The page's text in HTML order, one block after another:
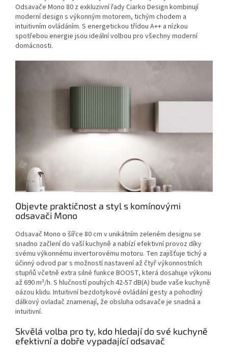
Odsavače Mono 80 z exkluzivní řady Ciarko Design kombinují
moderní design s výkonným motorem, tichým chodem a
intuitivním ovládáním. S energetickou třídou A++ a nízkou
spotřebou energie jsou ideální volbou pro všechny moderní
domácnosti.
Objevte praktičnost a styl s komínovými
odsavači Mono
Odsavač Mono o šířce 80 cm v unikátním zeleném designu se
snadno začlení do vaší kuchyně a nabízí efektivní provoz díky
svému výkonnému invertorovému motoru. Ten zajišťuje tichý a
účinný odvod par s možností nastavení až čtyř výkonnostních
stupňů včetně extra silné funkce BOOST, která dosahuje výkonu
až 690 m³/h. S hlučností pouhých 42-57 dB(A) bude vaše kuchyně
oázou klidu. Intuitivní bezdotykové ovládání gesty a pohodlný
dálkový ovladač znamenají, že obsluha odsavače je snadná a
intuitivní.
Skvělá volba pro ty, kdo hledají do své kuchyně
efektivní a dobře vypadající odsavač